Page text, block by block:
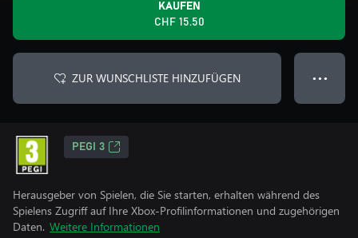
KAUFEN
CHF 15.50
ZUR WUNSCHLISTE HINZUFÜGEN ● ● ●
PEGI 3
Herausgeber von Spielen, die Sie starten, erhalten während des
Spielens Zugriff auf Ihre Xbox-Profilinformationen und zugehörigen
Daten. Weitere Informationen